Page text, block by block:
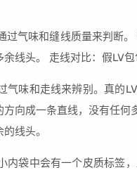
过气味和缝线质量来判断
线头。 走线对比：假LV
气味和走线来辨别。真的
向成一条直线，没有任
线头。
内袋中会有一个皮质标签